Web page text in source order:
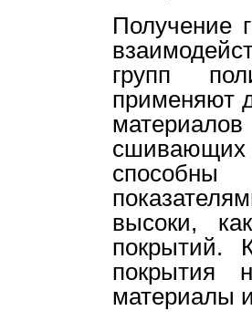
Получение
групп
применяют
сшивающих
способны
высоки,
покрытий.
покрытия
материалы